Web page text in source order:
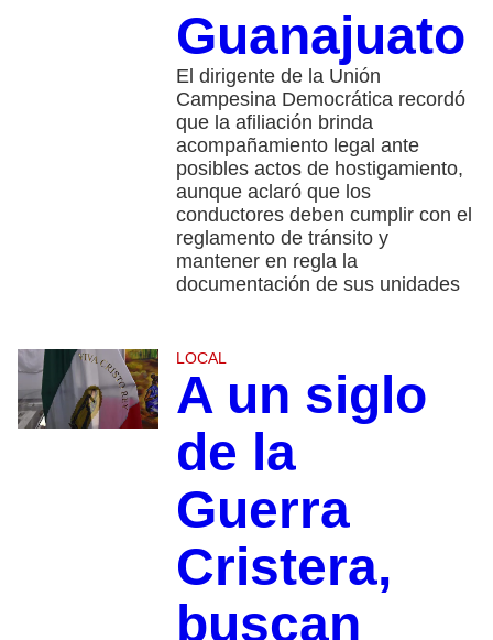
Guanajuato
El dirigente de la Unión
Campesina Democrática recordó
que la afiliación brinda
acompañamiento legal ante
posibles actos de hostigamiento,
aunque aclaró que los
conductores deben cumplir con el
reglamento de tránsito y
mantener en regla la
documentación de sus unidades
LOCAL
A un siglo
de la
Guerra
Cristera,
buscan